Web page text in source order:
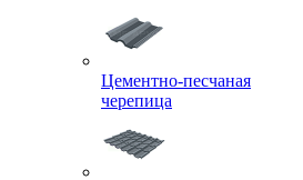
Цементно-песчаная
черепица